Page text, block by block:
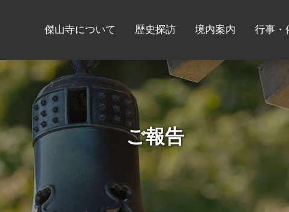
傑山寺について 歴史探訪 境内案内 行事・
ご報告